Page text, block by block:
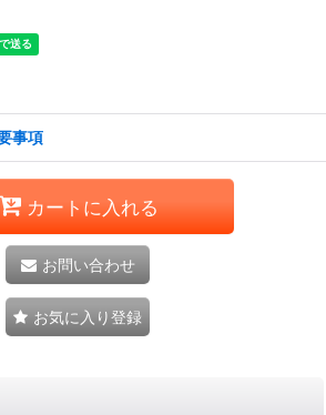
事項
カートに入れる
お問い合わせ
お気に入り登録